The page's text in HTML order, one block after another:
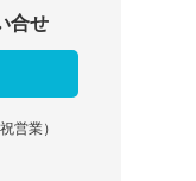
合せ
営業）